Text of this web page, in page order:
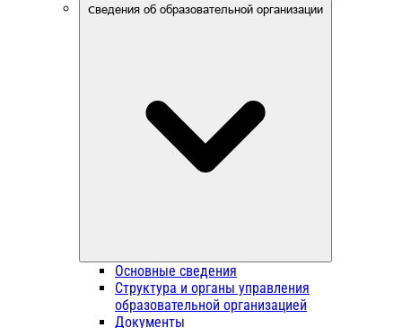
Сведения об образовательной организации
Основные сведения
Структура и органы управления
образовательной организацией
Документы